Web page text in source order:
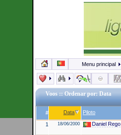
Menu principal
Voos :: Ordenar por: Data
# Data Piloto
1 18/06/2000 Daniel Rego